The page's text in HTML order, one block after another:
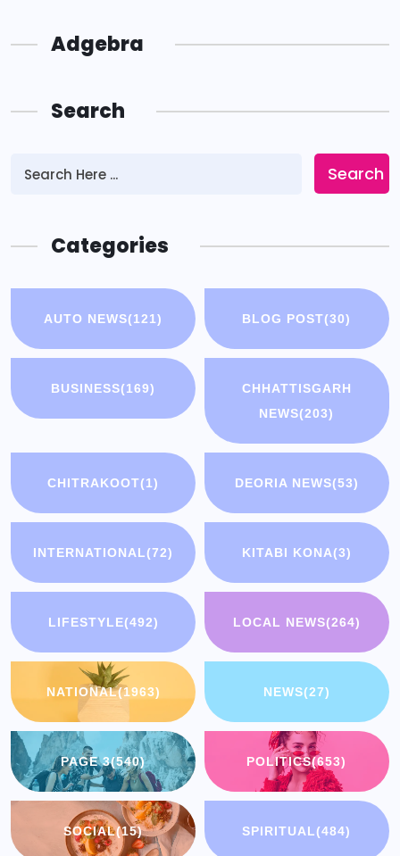
Adgebra
Search
Search
Categories
AUTO NEWS(121) BLOG POST(30)
BUSINESS(169)
CHHATTISGARH
NEWS(203)
CHITRAKOOT(1) DEORIA NEWS(53)
INTERNATIONAL(72) KITABI KONA(3)
LIFESTYLE(492) LOCAL NEWS(264)
NATIONAL(1963) NEWS(27)
PAGE 3(540) POLITICS(653)
SOCIAL(15) SPIRITUAL(484)